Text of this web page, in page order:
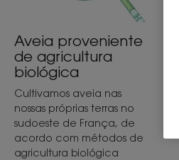
Aveia proveniente
de agricultura
biológica
Cultivamos aveia nas
nossas próprias terras no
sudoeste de França, de
acordo com métodos de
agricultura biológica